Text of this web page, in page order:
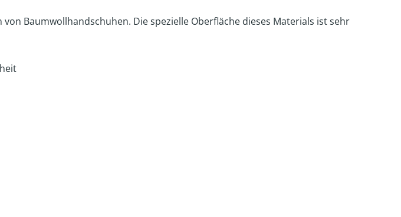
Baumwollhandschuhen. Die spezielle Oberfläche dieses Materials ist sehr